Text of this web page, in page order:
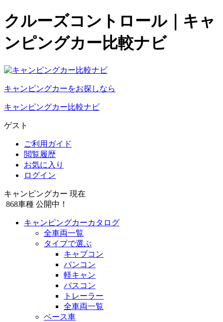
クルーズコントロール｜キャ
ンピングカー比較ナビ
キャンピングカーをお探しなら
キャンピングカー比較ナビ
ゲスト
ご利用ガイド
閲覧履歴
お気に入り
ログイン
キャンピングカー 現在
868車種 公開中！
キャンピングカーカタログ
全車両一覧
タイプで選ぶ
キャブコン
バンコン
軽キャン
バスコン
トレーラー
全車両一覧
ベース車